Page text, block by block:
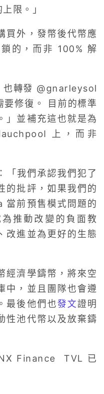
限。」
買外，發幣後代幣應
的，而非 100% 解
轉發 @gnarleysol
要修復。 目前的標準
」並補充這也就是為
上，而非
我們承認我們犯了
的批評，如果我們的
當前預售模式問題的
推動改變的負面教
改進並為更好的生態
經濟學鑄幣，將來空
中，並且團隊也會遵
最後他們也發文證明
性池代幣以及放棄鑄
Finance TVL 已